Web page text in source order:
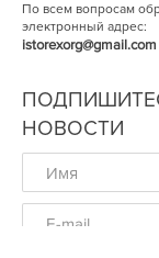
По всем вопросам
электронный адрес:
istorexorg@gmail.com
НОВОСТИ